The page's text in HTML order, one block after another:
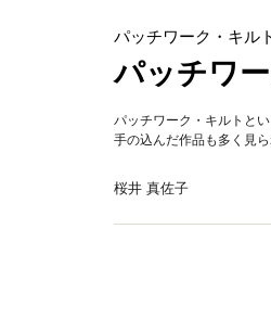
パッチワーク・キル
パッチワ
パッチワーク・キルトと
手の込んだ作品も多く見
桜井 真佐子